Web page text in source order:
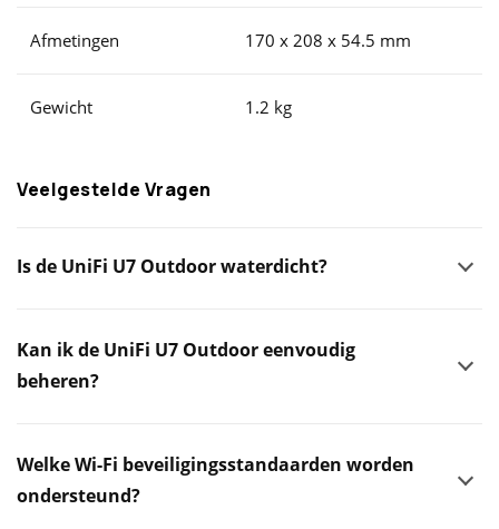
Afmetingen 170 x 208 x 54.5 mm
Gewicht 1.2 kg
Veelgestelde Vragen
Is de UniFi U7 Outdoor waterdicht?
Kan ik de UniFi U7 Outdoor eenvoudig
beheren?
Welke Wi-Fi beveiligingsstandaarden worden
ondersteund?